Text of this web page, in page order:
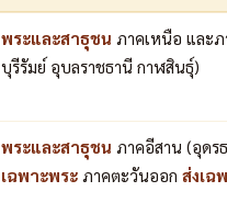
พระและสาธุชน ภาคเหนือ และ
บุรีรัมย์ อุบลราชธานี กาฬสินธุ์)
พระและสาธุชน ภาคอีสาน (อุดร
เฉพาะพระ ภาคตะวันออก ส่งเฉ